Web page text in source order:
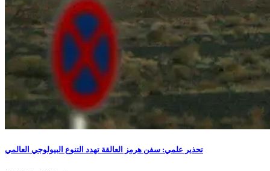
تحذير علمي: سفن هرمز العالقة تهدد التنوع البيولوجي العالمي